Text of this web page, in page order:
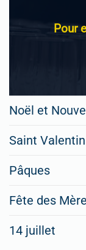
Pour
Noël et
Saint Valentin
Pâques
Fête des
14 juillet